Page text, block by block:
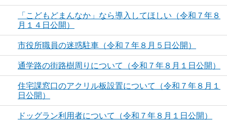
「こどもどまんなか」なら導入してほしい（令和７年８
月１４日公開）
市役所職員の迷惑駐車（令和７年８月５日公開）
通学路の街路樹周りについて（令和７年８月１日公開）
住宅課窓口のアクリル板設置について（令和７年８月１
日公開）
ドッグラン利用者について（令和７年８月１日公開）